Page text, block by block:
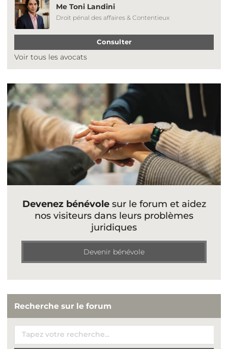
Me Toni Landini
Droit pénal des affaires & Contentieux
Consulter
Voir tous les avocats
Devenez bénévolesur le forum et aidez
nos visiteurs dans leurs problèmes
juridiques
Devenir bénévole
Recherche sur le forum